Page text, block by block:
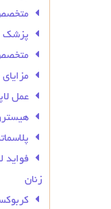
پزشک
متخصص
عمل
زنان